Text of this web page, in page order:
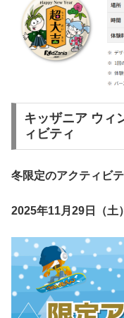
キッザニア ウィ
ィビティ
冬限定のアクティビ
2025年11月29日（土